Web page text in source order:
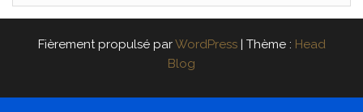
Fièrement propulsé parWordPress | Thème : Head
Blog